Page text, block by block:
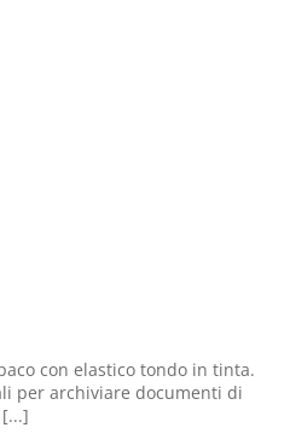
con elastico tondo in tinta.
per archiviare documenti di